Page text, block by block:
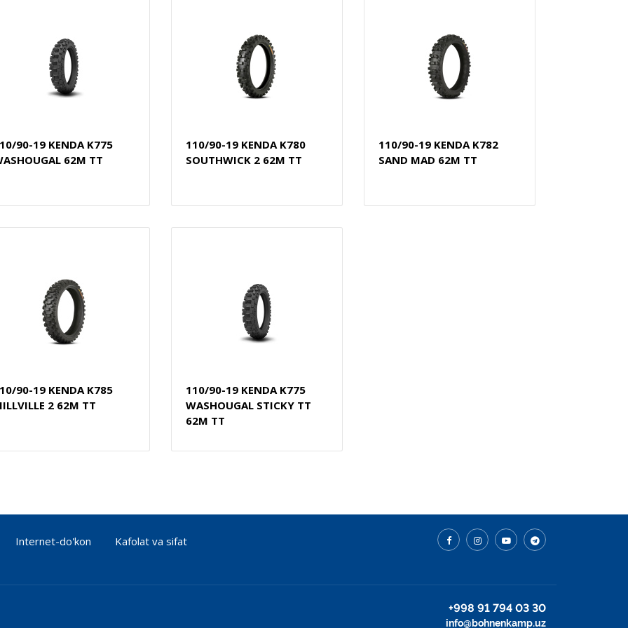
90-19 KENDA K775
62M TT
110/90-19 KENDA K780
SOUTHWICK 2 62M TT
110/90-19 KENDA K782
SAND MAD 62M TT
90-19 KENDA K785
2 62M TT
110/90-19 KENDA K775
WASHOUGAL STICKY TT
62M TT
Internet-do'kon Kafolat va sifat
+998 91 794 03 30
info@bohnenkamp.uz